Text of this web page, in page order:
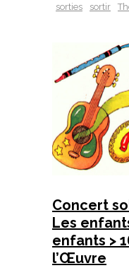
sorties
sortir
Concert
Les
enfants >
l’Œuvre